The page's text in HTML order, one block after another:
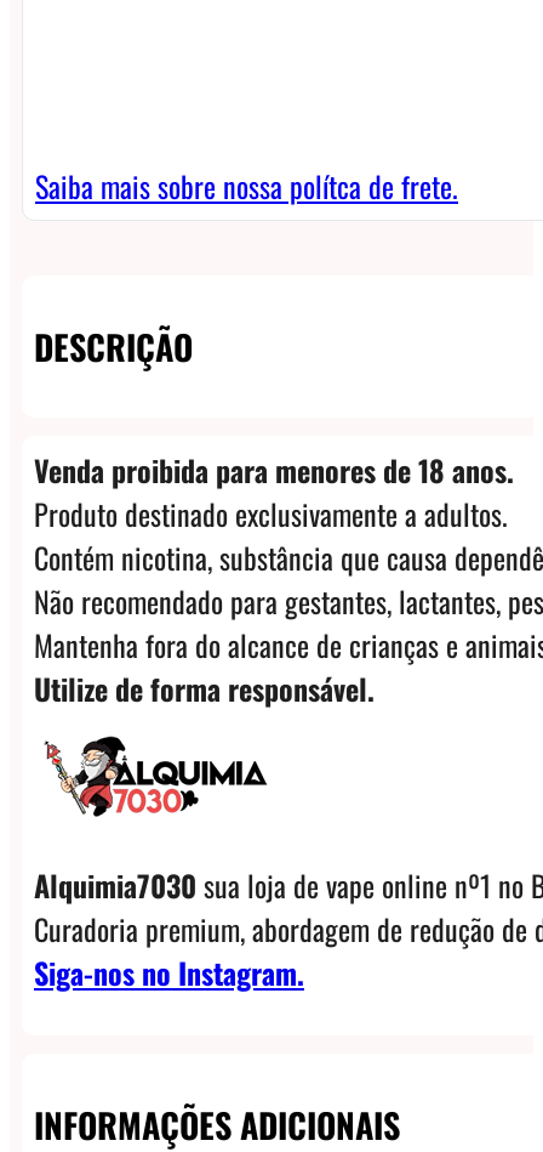
Saiba mais sobre nossa polítca de frete.
DESCRIÇÃO
Venda proibida para menores de 18 anos.
Produto destinado exclusivamente a adultos.
Contém nicotina, substância que causa
Não recomendado para gestantes, lactantes,
Mantenha fora do alcance de crianças e
Utilize de forma responsável.
Alquimia7030sua loja de vape online nº1 no
Curadoria premium, abordagem de redução
Siga-nos no Instagram.
INFORMAÇÕES ADICIONAIS